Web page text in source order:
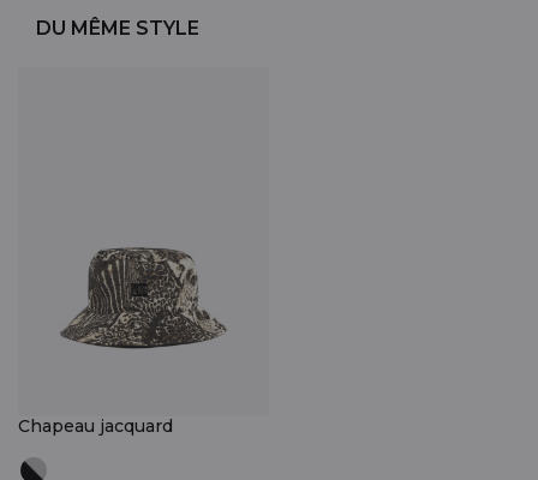
DU MÊME STYLE
Chapeau jacquard